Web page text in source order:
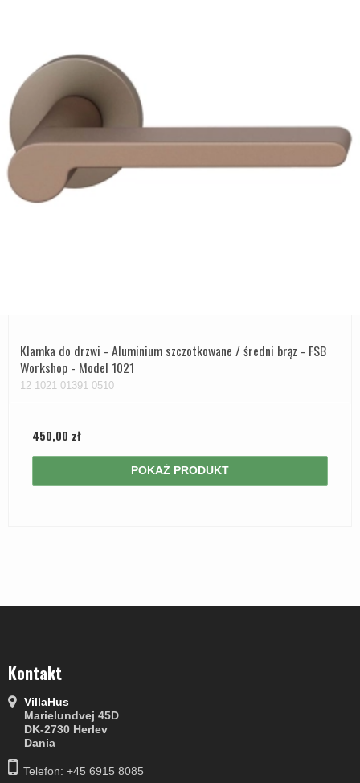
Klamka do drzwi - Aluminium szczotkowane / średni brąz - FSB
Workshop - Model 1021
12 1021 01391 0510
450,00 zł
POKAŻ PRODUKT
Kontakt
VillaHus
Marielundvej 45D
DK-2730 Herlev
Dania
Telefon: +45 6915 8085